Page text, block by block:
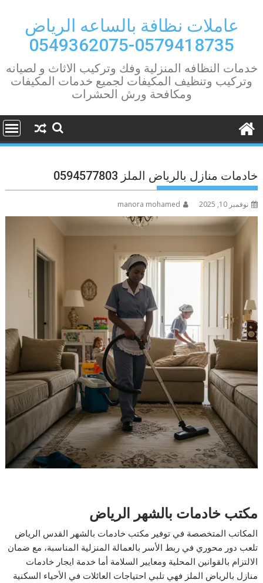
contentعاملات نظافة بالساعه الرياض
0579418735-0549362075
خدمات النظافه المنزلية وفك وتركيب الاثاث و لصيانه
وتركيب وتنظيف المكيفات لجميع خدمات المكيفات
ومكافحة ورش الحشرات
خادمات منازل بالرياض الملز 0594577803
نوفمبر 10, 2025 manora mohamed
مكتب خادمات بالشهر الرياض
المكاتب المتخصصة في توفير مكتب خادمات بالشهر القدس الرياض
تلعب دور محوري في ربط الأسر بالعمالة المنزلية المناسبة، مع ضمان
الالتزام بالقوانين المحلية ومعايير السلامة أما خدمة ايجار خادمات
منازل بالرياض الملز فهي تلبي احتياجات العائلات في الأحياء السكنية